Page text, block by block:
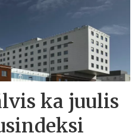
ka juulis